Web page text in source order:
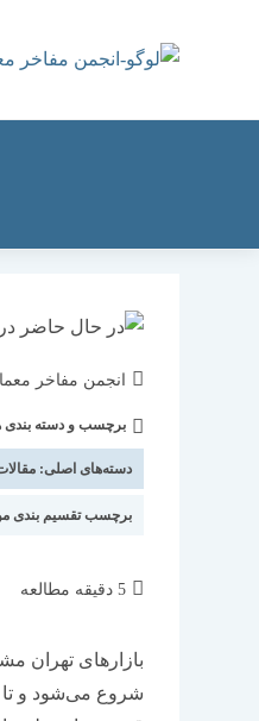
نویسندهٔ
انجمن مفاخر
دسته‌
نوشته:
برچسب و دسته بندی
دسته‌های اصلی:
برچسب تقسیم بندی
زمان
5 دقیقه مطالعه
بازارهای تهران
شروع می‌شود و تا